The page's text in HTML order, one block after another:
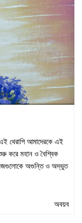
থেরাপি আমাদেরকে এই
করে মহান ও বৈশ্বিক
অগুন্তি ও অদ্ভুত
অবয়ব